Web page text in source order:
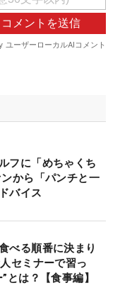
フに「めちゃくち
から「パンチと一
バイス
べる順番に決まり
セミナーで習っ
とは？【食事編】